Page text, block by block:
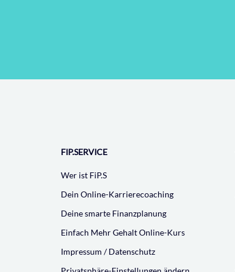
FIP.SERVICE
Wer ist FiP.S
Dein Online-Karrierecoaching
Deine smarte Finanzplanung
Einfach Mehr Gehalt Online-Kurs
Impressum / Datenschutz